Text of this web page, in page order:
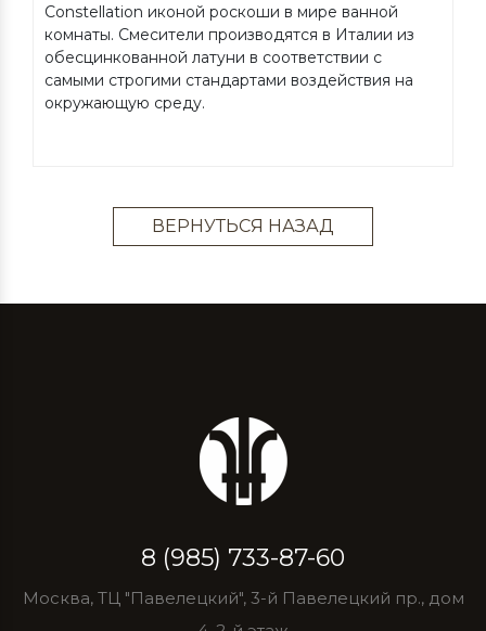
Constellation иконой роскоши в мире ванной
комнаты. Смесители производятся в Италии из
обесцинкованной латуни в соответствии с
самыми строгими стандартами воздействия на
окружающую среду.
ВЕРНУТЬСЯ НАЗАД
8 (985) 733-87-60
Москва, ТЦ "Павелецкий", 3-й Павелецкий пр., дом